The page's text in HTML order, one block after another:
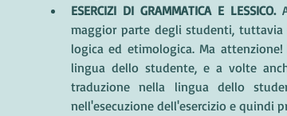
ESERCIZI DI GRAMMATICA E LESSICO.
maggior parte degli studenti,
logica ed etimologica. Ma
lingua dello studente, e a volte
traduzione nella lingua dello
nell'esecuzione dell'esercizio e quindi